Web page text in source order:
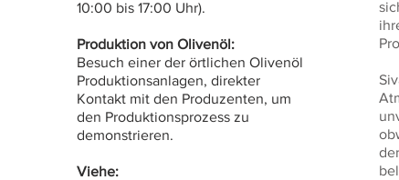
10:00 bis 17:00 Uhr).
Produktion von Olivenöl:
Besuch einer der örtlichen Olivenöl
Produktionsanlagen, direkter
Kontakt mit den Produzenten, um
den Produktionsprozess zu
demonstrieren.
Viehe: